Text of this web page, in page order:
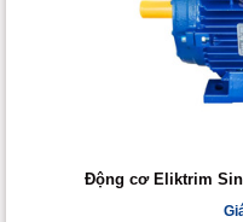
Động cơ Eliktrim